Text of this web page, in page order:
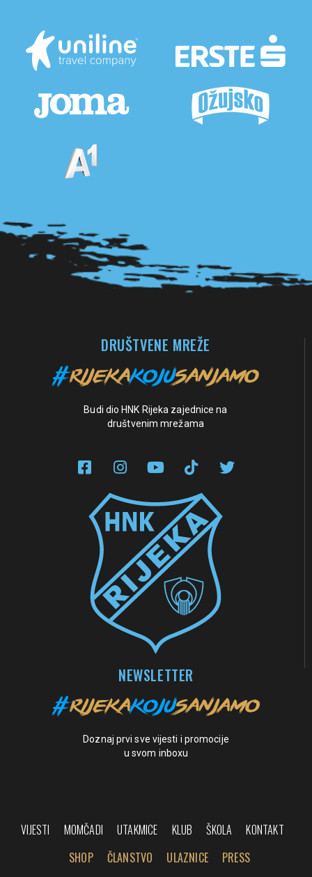
DRUŠTVENE MREŽE
Budi dio HNK Rijeka zajednice na
društvenim mrežama
NEWSLETTER
Doznaj prvi sve vijesti i promocije
u svom inboxu
VIJESTI MOMČADI UTAKMICE KLUB ŠKOLA
KONTAKT
SHOP
ČLANSTVO ULAZNICE PRESS